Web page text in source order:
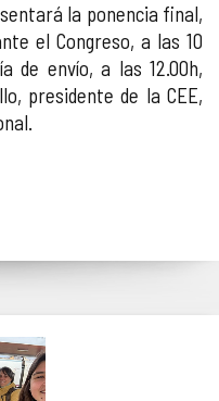
la ponencia final,
el Congreso, a las 10
de envío, a las 12.00h,
presidente de la CEE,